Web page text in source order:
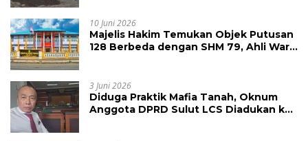
10 Juni 2026
Majelis Hakim Temukan Objek Putusan
128 Berbeda dengan SHM 79, Ahli Waris
3 Juni 2026
Diduga Praktik Mafia Tanah, Oknum
Anggota DPRD Sulut LCS Diadukan ke